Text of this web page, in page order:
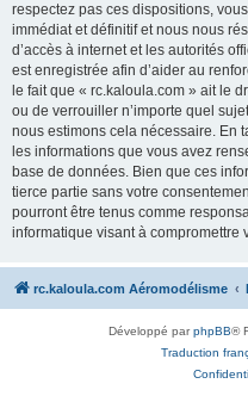
respectez pas ces dispositions,
immédiat et définitif et nous nous
d’accès à internet et les autorités
est enregistrée afin d’aider au
le fait que « rc.kaloula.com » ait le
ou de verrouiller n’importe quel
nous estimons cela nécessaire. En
les informations que vous avez
base de données. Bien que ces
tierce partie sans votre
pourront être tenus comme
informatique visant à compromettre
rc.kaloula.com Aéromodélisme
Développé parphpBB®
Traduction